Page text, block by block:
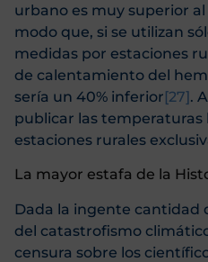
urbano es muy superior
modo que, si se utilizan
medidas por estaciones
de calentamiento del
sería un 40% inferior[27].
publicar las temperaturas
estaciones rurales
La mayor estafa de la
Dada la ingente cantidad
del catastrofismo
censura sobre los